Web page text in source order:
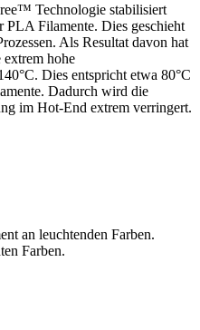
Technologie stabilisiert
PLA Filamente. Dies geschieht
Als Resultat davon hat
hohe
Dies entspricht etwa 80°C
Dadurch wird die
im Hot-End extrem verringert.
an leuchtenden Farben.
Farben.